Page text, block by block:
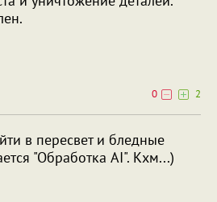
0
2
в пересвет и бледные
"Обработка AI". Кхм...)